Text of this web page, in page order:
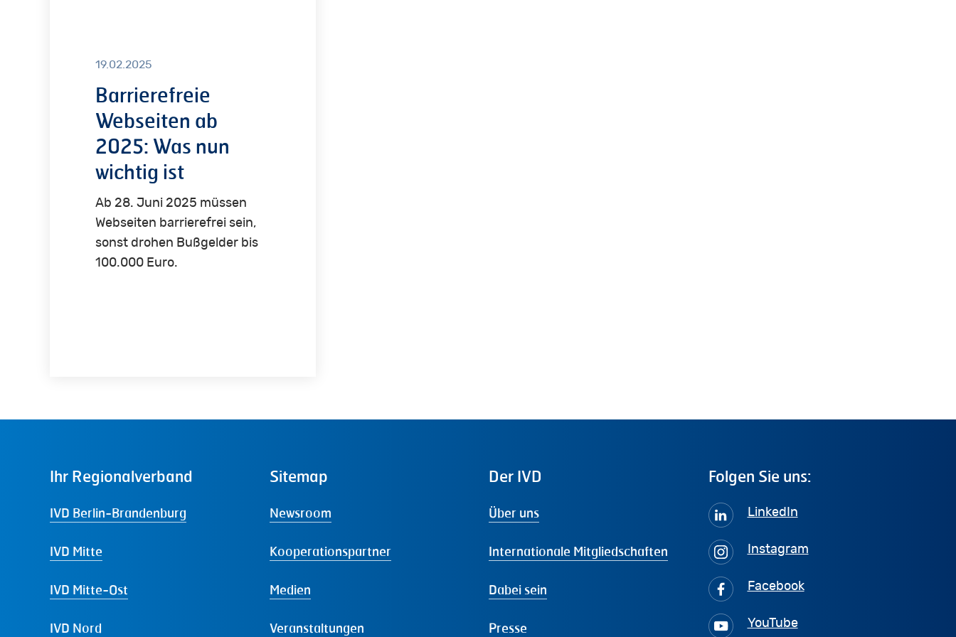
19.02.2025
Barrierefreie
Webseiten ab
2025: Was nun
wichtig ist
Ab 28. Juni 2025 müssen
Webseiten barrierefrei sein,
sonst drohen Bußgelder bis
100.000 Euro.
Ihr Regionalverband
IVD Berlin-Brandenburg
IVD Mitte
IVD Mitte-Ost
IVD Nord
Sitemap
Newsroom
Kooperationspartner
Medien
Veranstaltungen
Der IVD
Über uns
Internationale Mitgliedschaften
Dabei sein
Presse
Folgen Sie uns:
LinkedIn
Instagram
Facebook
YouTube